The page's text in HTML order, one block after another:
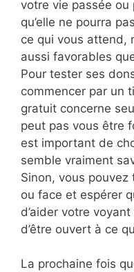
votre vie passée ou
qu’elle ne pourra
ce qui vous attend,
aussi favorables
Pour tester ses
commencer par un
gratuit concerne
peut pas vous être
est important de
semble vraiment
Sinon, vous
ou face et espérer
d’aider votre
d’être ouvert à ce
La prochaine fois